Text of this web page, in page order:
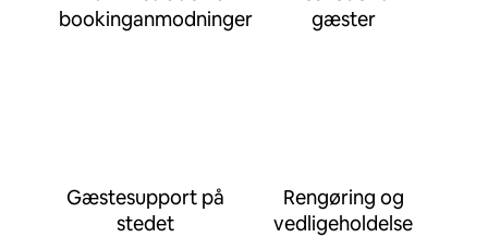
bookinganmodninger
gæster
Gæstesupport på
stedet
Rengøring og
vedligeholdelse